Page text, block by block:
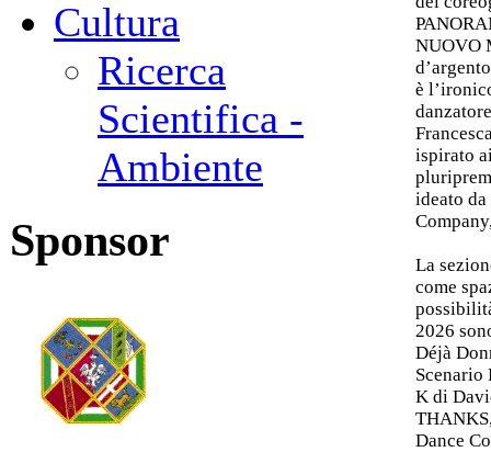
Cultura
Ricerca
Scientifica -
Ambiente
Sponsor
NUOVO
è
ispirato
ideato
La
come
2026
Déjà
Scenario
K di
Dance